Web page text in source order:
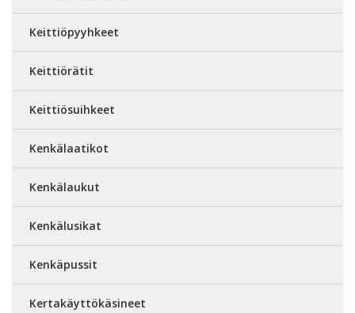
Keittiöpyyhkeet
Keittiörätit
Keittiösuihkeet
Kenkälaatikot
Kenkälaukut
Kenkälusikat
Kenkäpussit
Kertakäyttökäsineet